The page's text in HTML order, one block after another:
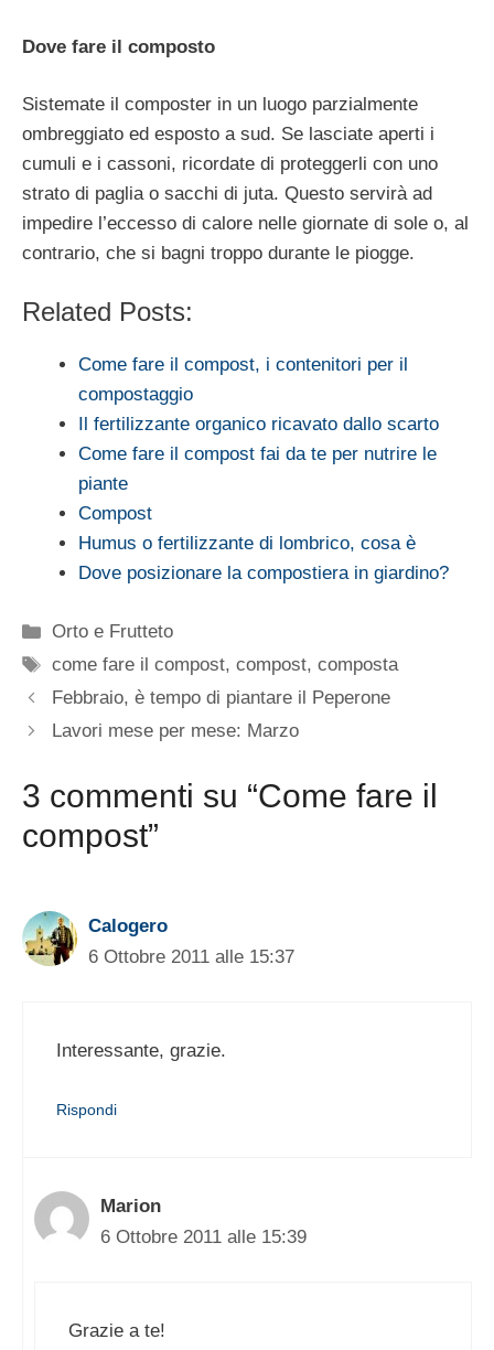
Dove fare il composto
Sistemate il composter in un luogo parzialmente
ombreggiato ed esposto a sud. Se lasciate aperti i
cumuli e i cassoni, ricordate di proteggerli con uno
strato di paglia o sacchi di juta. Questo servirà ad
impedire l’eccesso di calore nelle giornate di sole o, al
contrario, che si bagni troppo durante le piogge.
Related Posts:
Come fare il compost, i contenitori per il
compostaggio
Il fertilizzante organico ricavato dallo scarto
Come fare il compost fai da te per nutrire le
piante
Compost
Humus o fertilizzante di lombrico, cosa è
Dove posizionare la compostiera in giardino?
Categorie
Orto e Frutteto
Tag
come fare il compost,compost,composta
Febbraio, è tempo di piantare il Peperone
Lavori mese per mese: Marzo
3 commenti su “Come fare il
compost”
Calogero
6 Ottobre 2011 alle 15:37
Interessante, grazie.
Rispondi
Marion
6 Ottobre 2011 alle 15:39
Grazie a te!